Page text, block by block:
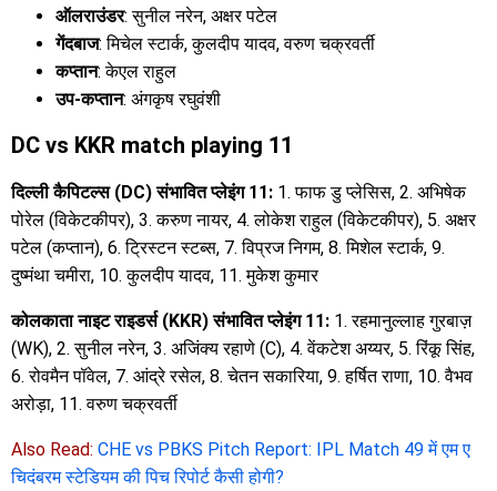
ऑलराउंडर: सुनील नरेन, अक्षर पटेल
गेंदबाज: मिचेल स्टार्क, कुलदीप यादव, वरुण चक्रवर्ती
कप्तान: केएल राहुल
उप-कप्तान: अंगकृष रघुवंशी
DC vs KKR match playing 11
दिल्ली कैपिटल्स (DC) संभावित प्लेइंग 11: 1. फाफ डु प्लेसिस, 2. अभिषेक
पोरेल (विकेटकीपर), 3. करुण नायर, 4. लोकेश राहुल (विकेटकीपर), 5. अक्षर
पटेल (कप्तान), 6. ट्रिस्टन स्टब्स, 7. विप्रज निगम, 8. मिशेल स्टार्क, 9.
दुष्मंथा चमीरा, 10. कुलदीप यादव, 11. मुकेश कुमार
कोलकाता नाइट राइडर्स (KKR) संभावित प्लेइंग 11: 1. रहमानुल्लाह गुरबाज़
(WK), 2. सुनील नरेन, 3. अजिंक्य रहाणे (C), 4. वेंकटेश अय्यर, 5. रिंकू सिंह,
6. रोवमैन पॉवेल, 7. आंद्रे रसेल, 8. चेतन सकारिया, 9. हर्षित राणा, 10. वैभव
अरोड़ा, 11. वरुण चक्रवर्ती
Also Read: CHE vs PBKS Pitch Report: IPL Match 49 में एम ए
चिदंबरम स्टेडियम की पिच रिपोर्ट कैसी होगी?